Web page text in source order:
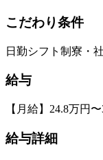
こだわり条件
日勤シフト制 寮・
給与
【月給】24.8万円
給与詳細